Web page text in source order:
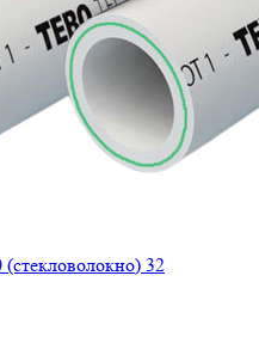
32